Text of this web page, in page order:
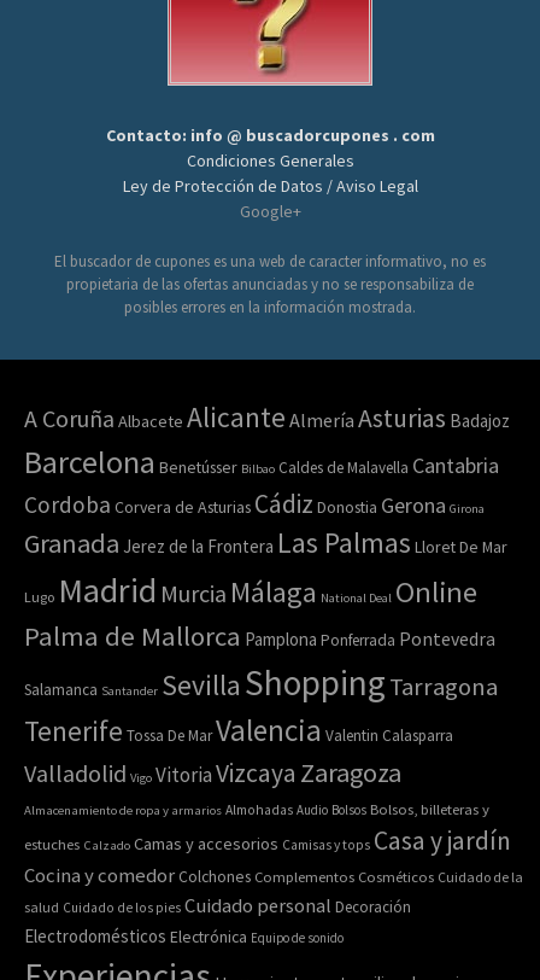
Contacto: info @ buscadorcupones . com
Condiciones Generales
Ley de Protección de Datos / Aviso Legal
Google+
El buscador de cupones es una web de caracter informativo, no es
propietaria de las ofertas anunciadas y no se responsabiliza de
posibles errores en la información mostrada.
A Coruña Albacete Alicante Almería Asturias Badajoz
Barcelona Benetússer Bilbao Caldes de Malavella Cantabria
Cordoba Corvera de Asturias Cádiz Donostia Gerona Girona
Granada Jerez de la Frontera Las Palmas Lloret De Mar
Lugo Madrid Murcia Málaga National Deal Online
Palma de Mallorca Pamplona Ponferrada Pontevedra
Salamanca Santander Sevilla ShoppingTarragona
Tenerife Tossa De MarValencia Valentin Calasparra
Valladolid Vigo VitoriaVizcaya Zaragoza
Almacenamiento de ropa y armarios Almohadas Audio Bolsos Bolsos, billeteras y
estuches Calzado Camas y accesorios Camisas y tops Casa y jardín
Cocina y comedor Colchones Complementos Cosméticos Cuidado de la
salud Cuidado de los pies Cuidado personal Decoración
Electrodomésticos Electrónica Equipo de sonido